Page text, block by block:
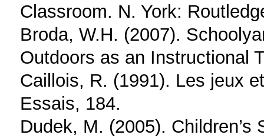
Classroom. N. York:
Broda, W.H. (2007).
Outdoors as an Instructional
Caillois, R. (1991). Les jeux
Essais, 184.
Dudek, M. (2005).